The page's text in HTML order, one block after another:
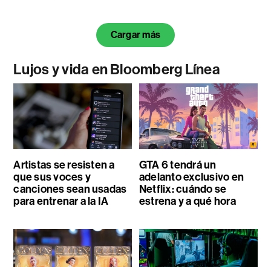
Cargar más
Lujos y vida en Bloomberg Línea
Artistas se resisten a
que sus voces y
canciones sean usadas
para entrenar a la IA
GTA 6 tendrá un
adelanto exclusivo en
Netflix: cuándo se
estrena y a qué hora